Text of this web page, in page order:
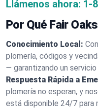
Llámenos ahora: 1-
Por Qué Fair
Conocimiento Local:
plomería, códigos y
— garantizando un
Respuesta Rápida a
plomería no esperan, y
está disponible 24/7 para